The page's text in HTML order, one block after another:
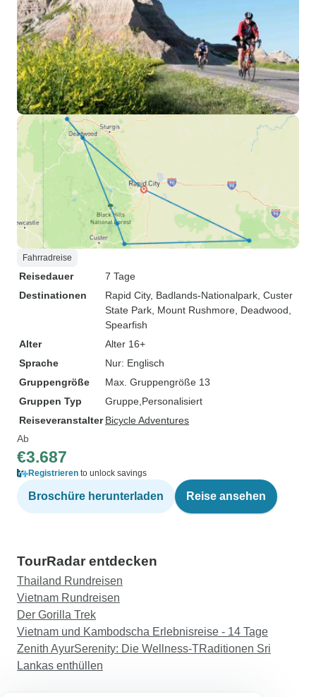
Fahrradreise
Reisedauer
7 Tage
Destinationen
Rapid City, Badlands-Nationalpark , Custer
State Park , Mount Rushmore , Deadwood
Spearfish
Alter
Alter 16+
Sprache
Nur: Englisch
Gruppengröße
Max. Gruppengröße 13
Gruppen Typ
Gruppe Personalisiert
Reiseveranstalter Bicycle Adventures
Ab
€3.687
Registrieren to unlock savings
Broschüre herunterladen Reise ansehen
TourRadar entdecken
Thailand Rundreisen
Vietnam Rundreisen
Der Gorilla Trek
Vietnam und Kambodscha Erlebnisreise - 14 Tage
Zenith AyurSerenity: Die Wellness-TRaditionen Sri
Lankas enthüllen